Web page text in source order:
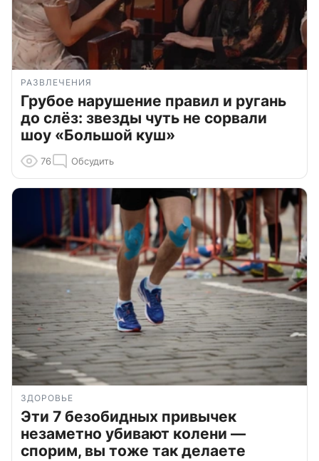
РАЗВЛЕЧЕНИЯ
Грубое нарушение правил и ругань
до слёз: звезды чуть не сорвали
шоу «Большой куш»
76 Обсудить
ЗДОРОВЬЕ
Эти 7 безобидных привычек
незаметно убивают колени —
спорим, вы тоже так делаете